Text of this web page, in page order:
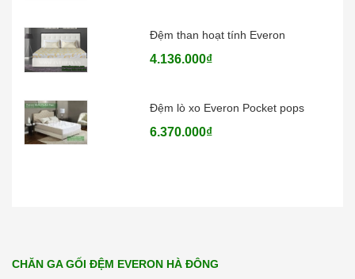
CHĂN GA GỐI ĐỆM EVERON HÀ ĐÔNG